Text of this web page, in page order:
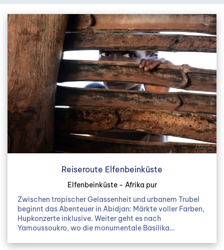
Reiseroute Elfenbeinküste
Elfenbeinküste - Afrika pur
Zwischen tropischer Gelassenheit und urbanem Trubel
beginnt das Abenteuer in Abidjan: Märkte voller Farben,
Hupkonzerte inklusive. Weiter geht es nach
Yamoussoukro, wo die monumentale Basilika…